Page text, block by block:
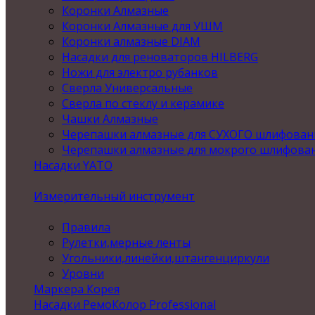
Коронки Алмазные
Коронки Алмазные для УШМ
Коронки алмазные DIAM
Насадки для реноваторов HILBERG
Ножи для электро рубанков
Сверла Универсальные
Сверла по стеклу и керамике
Чашки Алмазные
Черепашки алмазные для СУХОГО
Черепашки алмазные для мокрого
Насадки YATO
Измерительный инструмент
Правила
Рулетки,мерные ленты
Угольники,линейки,штангенциркули
Уровни
Маркера Корея
Насадки РемоКолор Professional